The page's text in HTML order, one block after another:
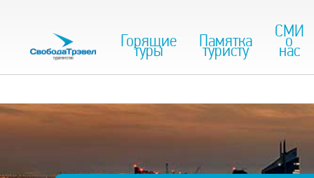
Горящие
туры Памятка
туристу
СМИ
о
нас